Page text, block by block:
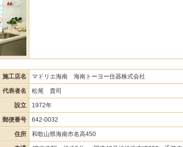
施工店名 マドリエ海南 海南トーヨー住器株式会社
代表者名 松尾 貴司
設立 1972年
郵便番号 642-0032
住所 和歌山県海南市名高450